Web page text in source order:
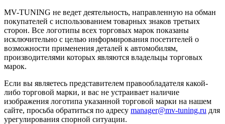
MV-TUNING не ведет деятельность, направленную на обман
покупателей с использованием товарных знаков третьих
сторон. Все логотипы всех торговых марок показаны
исключительно с целью информирования посетителей о
возможности применения деталей к автомобилям,
производителями которых являются владельцы торговых
марок.
Если вы являетесь представителем правообладателя какой-
либо торговой марки, и вас не устраивает наличие
изображения логотипа указанной торговой марки на нашем
сайте, просьба обратиться по адресу manager@mv-tuning.ru для
урегулирования спорной ситуации.